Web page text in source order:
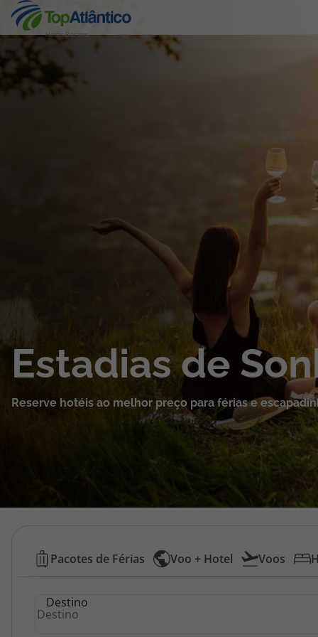
Hotéis Baratos
Destinos
Pacotes de Férias
Cruzeiros
Promoções
Área de Cliente
Estadias de
Reserve hotéis ao melhor preço para férias e
Hotéis
Baratos
Pacotes de Férias Voo + Hotel Voos
Destino